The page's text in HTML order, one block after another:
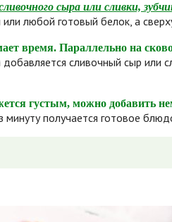
сыра или сливки,
любой готовый белок, а
время. Параллельно на
сливочный сыр или
густым, можно добавить
минуту получается готовое